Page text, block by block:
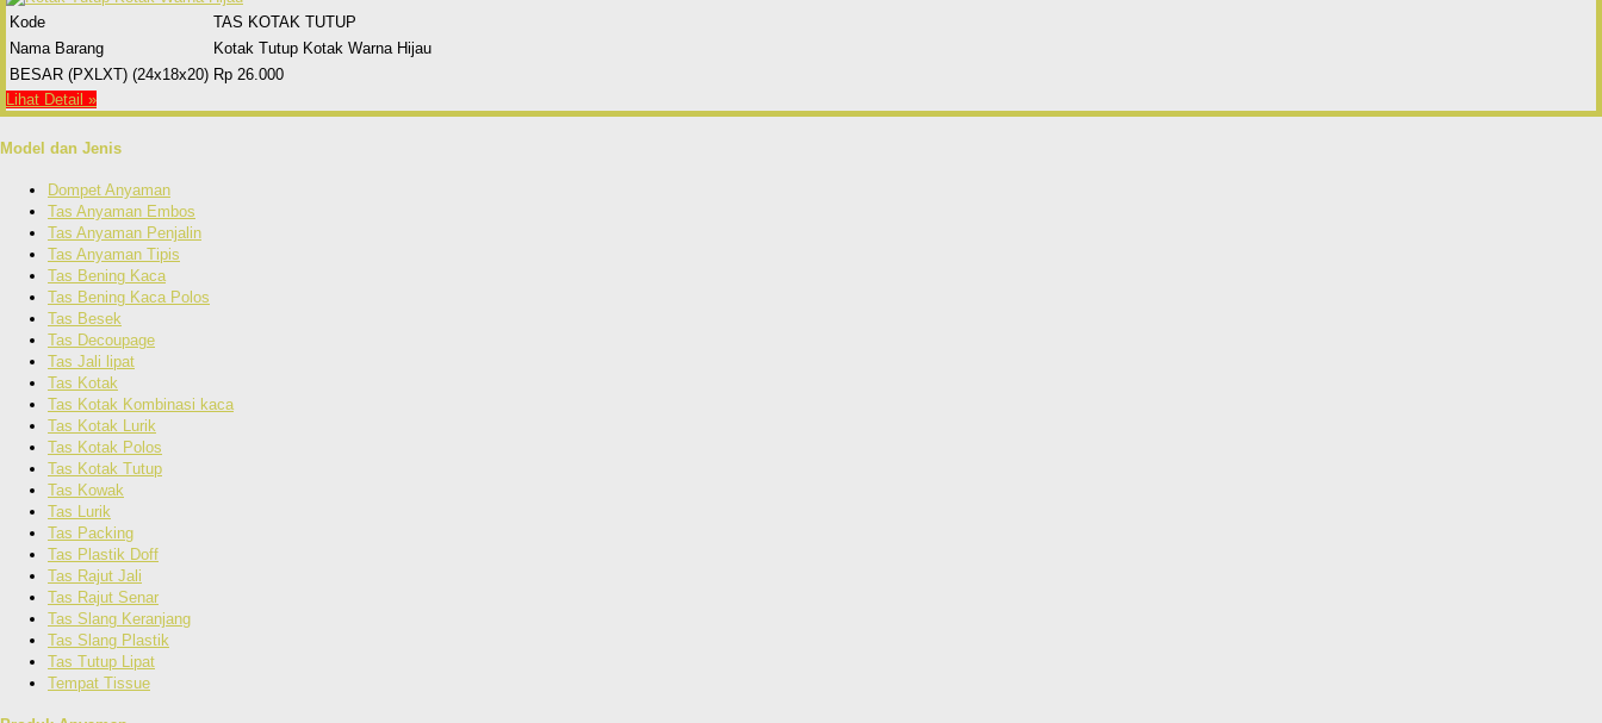
Kode
TAS KOTAK TUTUP
Nama Barang
Kotak Tutup Kotak Warna Hijau
BESAR (PXLXT) (24x18x20) Rp 26.000
Lihat Detail »
Model dan Jenis
Dompet Anyaman
Tas Anyaman Embos
Tas Anyaman Penjalin
Tas Anyaman Tipis
Tas Bening Kaca
Tas Bening Kaca Polos
Tas Besek
Tas Decoupage
Tas Jali lipat
Tas Kotak
Tas Kotak Kombinasi kaca
Tas Kotak Lurik
Tas Kotak Polos
Tas Kotak Tutup
Tas Kowak
Tas Lurik
Tas Packing
Tas Plastik Doff
Tas Rajut Jali
Tas Rajut Senar
Tas Slang Keranjang
Tas Slang Plastik
Tas Tutup Lipat
Tempat Tissue